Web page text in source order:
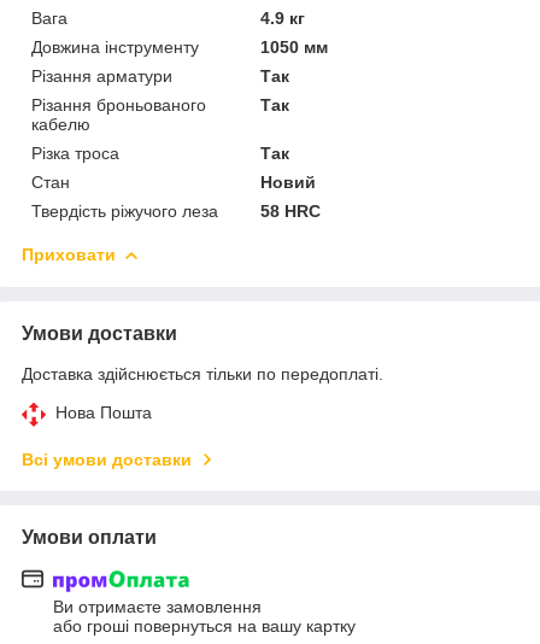
Вага
4.9 кг
Довжина інструменту
1050 мм
Різання арматури
Так
Різання броньованого
кабелю
Так
Різка троса
Так
Стан
Новий
Твердість ріжучого леза
58 HRC
Приховати
Умови доставки
Доставка здійснюється тільки по передоплаті.
Нова Пошта
Всі умови доставки
Умови оплати
Ви отримаєте замовлення
або гроші повернуться на вашу картку